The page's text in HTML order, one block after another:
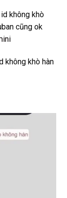
không khò
cũng ok
không khò hàn